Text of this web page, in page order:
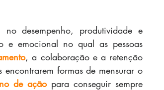
desempenho, produtividade e
e emocional no qual as pessoas
, a colaboração e a retenção
formas de mensurar o
de ação para conseguir sempre